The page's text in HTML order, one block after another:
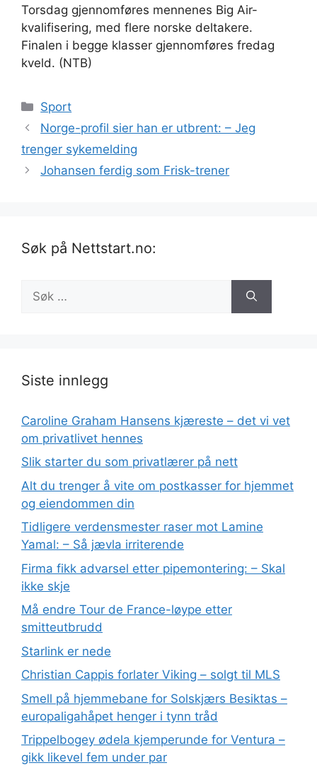
Torsdag gjennomføres mennenes Big Air-
kvalifisering, med flere norske deltakere.
Finalen i begge klasser gjennomføres fredag
kveld. (NTB)
Kategorier
Sport
Norge-profil sier han er utbrent: – Jeg
trenger sykemelding
Johansen ferdig som Frisk-trener
Søk på Nettstart.no:
etter:
Siste innlegg
Caroline Graham Hansens kjæreste – det vi vet
om privatlivet hennes
Slik starter du som privatlærer på nett
Alt du trenger å vite om postkasser for hjemmet
og eiendommen din
Tidligere verdensmester raser mot Lamine
Yamal: – Så jævla irriterende
Firma fikk advarsel etter pipemontering: – Skal
ikke skje
Må endre Tour de France-løype etter
smitteutbrudd
Starlink er nede
Christian Cappis forlater Viking – solgt til MLS
Smell på hjemmebane for Solskjærs Besiktas –
europaligahåpet henger i tynn tråd
Trippelbogey ødela kjemperunde for Ventura –
gikk likevel fem under par